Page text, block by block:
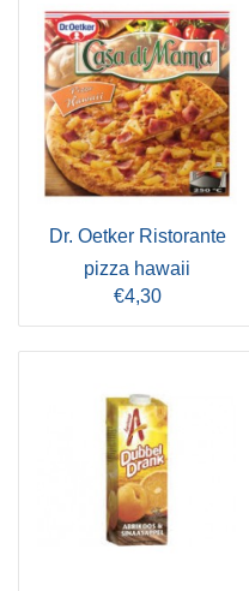
Dr. Oetker Ristorante
pizza hawaii
€4,30